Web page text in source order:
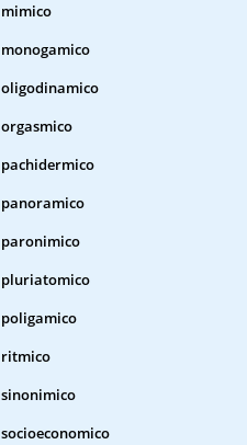
mimico
monogamico
oligodinamico
orgasmico
pachidermico
panoramico
paronimico
pluriatomico
poligamico
ritmico
sinonimico
socioeconomico